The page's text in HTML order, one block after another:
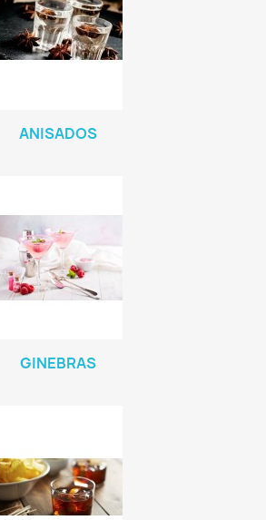
ANISADOS
GINEBRAS